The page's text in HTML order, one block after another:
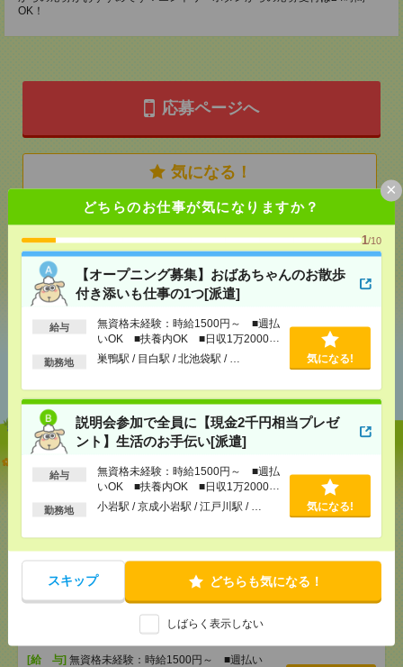
どちらのお仕事が気になりますか？
1/10
【オープニング募集】おばあちゃんのお散歩
付き添いも仕事の1つ[派遣]
給与
無資格未経験：時給1500円～ ■週払
いOK ■扶養内OK ■日収1万2000円
以上
勤務地 巣鴨駅 / 目白駅 / 北池袋駅 / … 気になる!
説明会参加で全員に【現金2千円相当プレゼ
ント】生活のお手伝い[派遣]
給与
無資格未経験：時給1500円～ ■週払
いOK ■扶養内OK ■日収1万2000円
以上
勤務地 小岩駅 / 京成小岩駅 / 江戸川駅 / … 気になる!
スキップ どちらも気になる！
しばらく表示しない
×
OK！
応募ページへ
気になる！
シェア ツイート
あなたの閲覧履歴からの
【オープニング募集】おばあちゃんのお散歩付き添
いも仕事の1つ[派遣]
[給 与]無資格未経験：時給1500円～ ■週払い
目白駅/北池袋駅/…
説明会参加で全員に【現金2千円相当プレゼント】生
[給 与] 無資格未経験：時給1500円～ ■週払い